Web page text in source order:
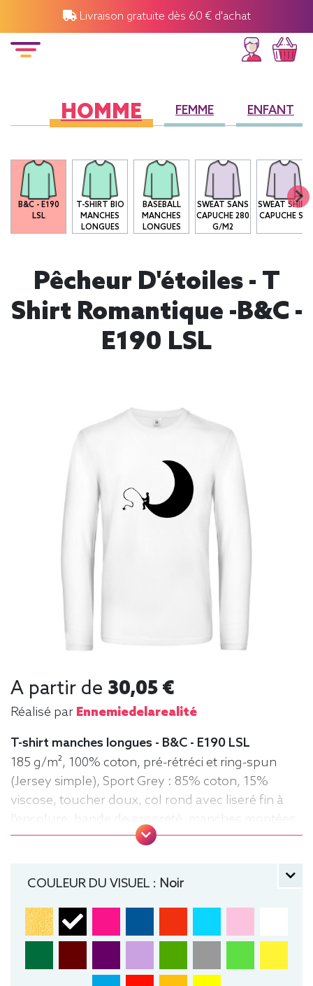
Livraison gratuite dès 60 € d'achat
HOMME FEMME ENFANT
B&C - E190
LSL
T-SHIRT BIO
MANCHES
LONGUES
BASEBALL
MANCHES
LONGUES
SWEAT SANS
CAPUCHE 280
G/M2
SWEAT SHIRT
CAPUCHE SG
Pêcheur D'étoiles - T
Shirt Romantique -B&C -
E190 LSL
A partir de 30,05 €
Réalisé par Ennemiedelarealité
T-shirt manches longues - B&C - E190 LSL
185 g/m², 100% coton, pré-rétréci et ring-spun
(Jersey simple), Sport Grey : 85% coton, 15%
viscose, toucher doux, col rond avec liseré fin à
l'encolure, bande de propreté, manches montées,
confection tubulaire, coupe droite
COULEUR DU VISUEL : Noir